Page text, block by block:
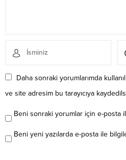
Daha sonraki yorumlarımda
ve site adresim bu tarayıcıya
Beni sonraki yorumlar için e-posta
Beni yeni yazılarda e-posta ile